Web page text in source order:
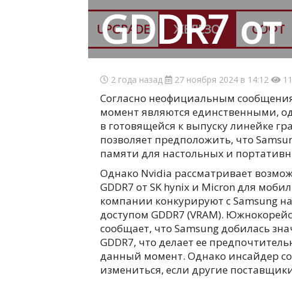
UPGRADE ЖЕЛЕЗО СОФТ
GDDR7
2 года назад 27 ноября 2024 в 14:12
Согласно неофициальным
момент являются единственными,
в готовящейся к выпуску линейке
позволяет предположить, что
памяти для настольных и
Однако Nvidia рассматривает
GDDR7 от SK hynix и Micron для
компании конкурируют с Samsung
доступом GDDR7 (VRAM).
сообщает, что Samsung добилась
GDDR7, что делает ее
данный момент. Однако инсайдер
измениться, если другие